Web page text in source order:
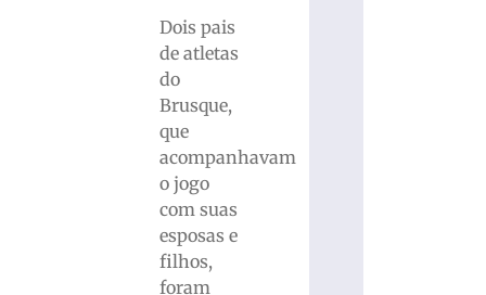
Dois pais
de atletas
do
Brusque,
que
acompanhavam
o jogo
com suas
esposas e
filhos,
foram